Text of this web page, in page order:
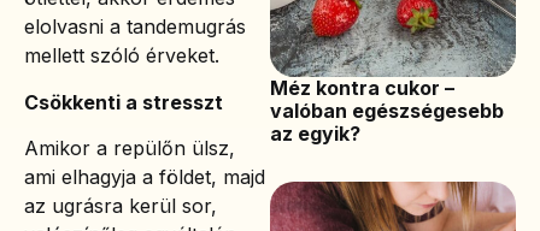
elolvasni a tandemugrás
mellett szóló érveket.
Csökkenti a stresszt
Amikor a repülőn ülsz,
ami elhagyja a földet, majd
az ugrásra kerül sor,
Méz kontra cukor –
valóban egészségesebb
az egyik?